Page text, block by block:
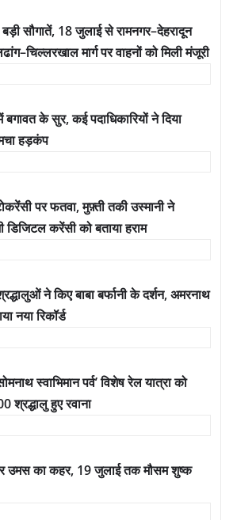
सौगातें, 18 जुलाई से रामनगर–देहरादून
मार्ग पर वाहनों को मिली मंजूरी
बगावत के सुर, कई पदाधिकारियों ने दिया
हड़कंप
पर फतवा, मुफ़्ती तकी उस्मानी ने
करेंसी को बताया हराम
ने किए बाबा बर्फानी के दर्शन, अमरनाथ
नया रिकॉर्ड
स्वाभिमान पर्व’ विशेष रेल यात्रा को
श्रद्धालु हुए रवाना
उमस का कहर, 19 जुलाई तक मौसम शुष्क